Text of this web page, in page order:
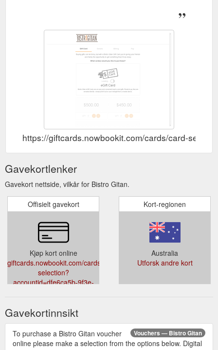
https://giftcards.nowbookit.com/cards/card-
Gavekortlenker
Gavekort nettside, vilkår for Bistro Gitan.
Offisielt gavekort
Kjøp kort online
giftcards.nowbookit.com/cards/card-
selection?
accountid=dfe6ca5b-9f3e-
Kort-regionen
Australia
Utforsk andre kort
Gavekortinnsikt
Vouchers — Bistro Gitan
To purchase a Bistro Gitan voucher
online please make a selection from the options below. Digital